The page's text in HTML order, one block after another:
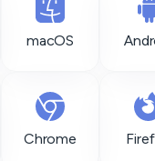
macOS
Chrome